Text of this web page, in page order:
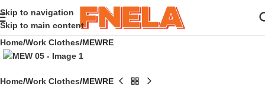
Skip to navigation
Skip to main content
Home Work Clothes MEWRE
Home Work Clothes MEWRE